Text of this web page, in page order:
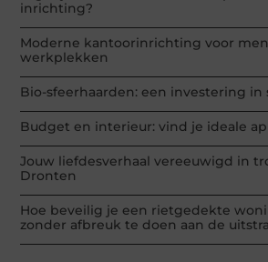
inrichting?
Moderne kantoorinrichting voor
werkplekken
Bio-sfeerhaarden: een investering in
Budget en interieur: vind je ideale
Jouw liefdesverhaal vereeuwigd in
Dronten
Hoe beveilig je een rietgedekte
zonder afbreuk te doen aan de